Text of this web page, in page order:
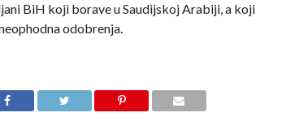
BiH koji borave u Saudijskoj Arabiji, a koji
odobrenja.